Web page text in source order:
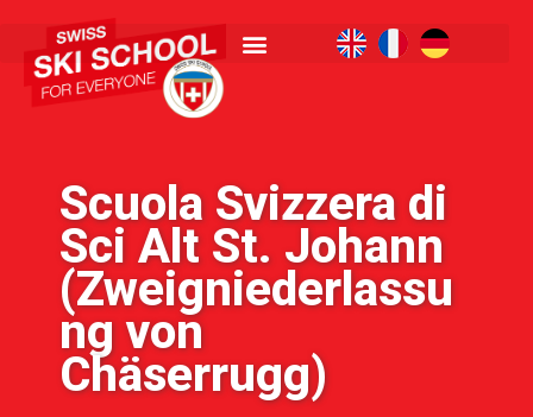
Scuola Svizzera di
Sci Alt St. Johann
(Zweigniederlassu
ng von
Chäserrugg)